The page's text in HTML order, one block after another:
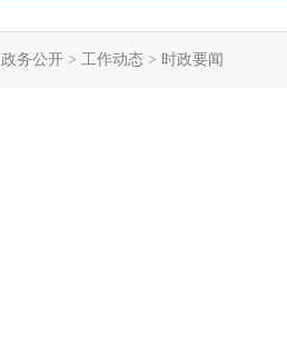
政务公开 > 工作动态 > 时政要闻